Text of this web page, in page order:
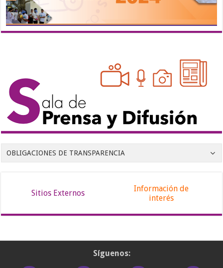
OBLIGACIONES DE TRANSPARENCIA
Sitios Externos
Información de
interés
Síguenos: